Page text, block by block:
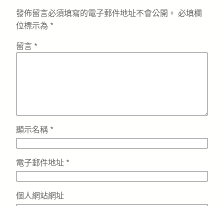
發佈留言必須填寫的電子郵件地址不會公開。 必填欄
位標示為 *
留言 *
顯示名稱 *
電子郵件地址 *
個人網站網址